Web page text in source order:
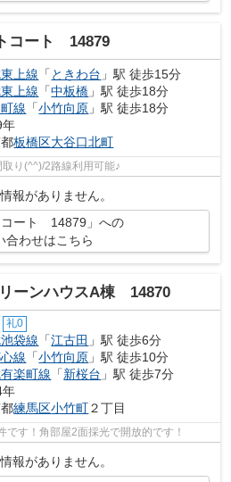
コート 14879
上線 「 ときわ台 」駅 徒歩15分
上線 「中板橋 」駅 徒歩18分
線 「小竹向原 」駅 徒歩18分
年
板橋区大谷口北町
り(^^)/2路線利用可能♪
報がありません。
コート 14879」への
合わせはこちら
ーンハウスA棟 14870
礼0
袋線 「江古田 」駅 徒歩6分
線 「小竹向原 」駅 徒歩10分
楽町線 「新桜台 」駅 徒歩7分
年
練馬区小竹町２丁目
す！角部屋2面採光で開放的です！
報がありません。